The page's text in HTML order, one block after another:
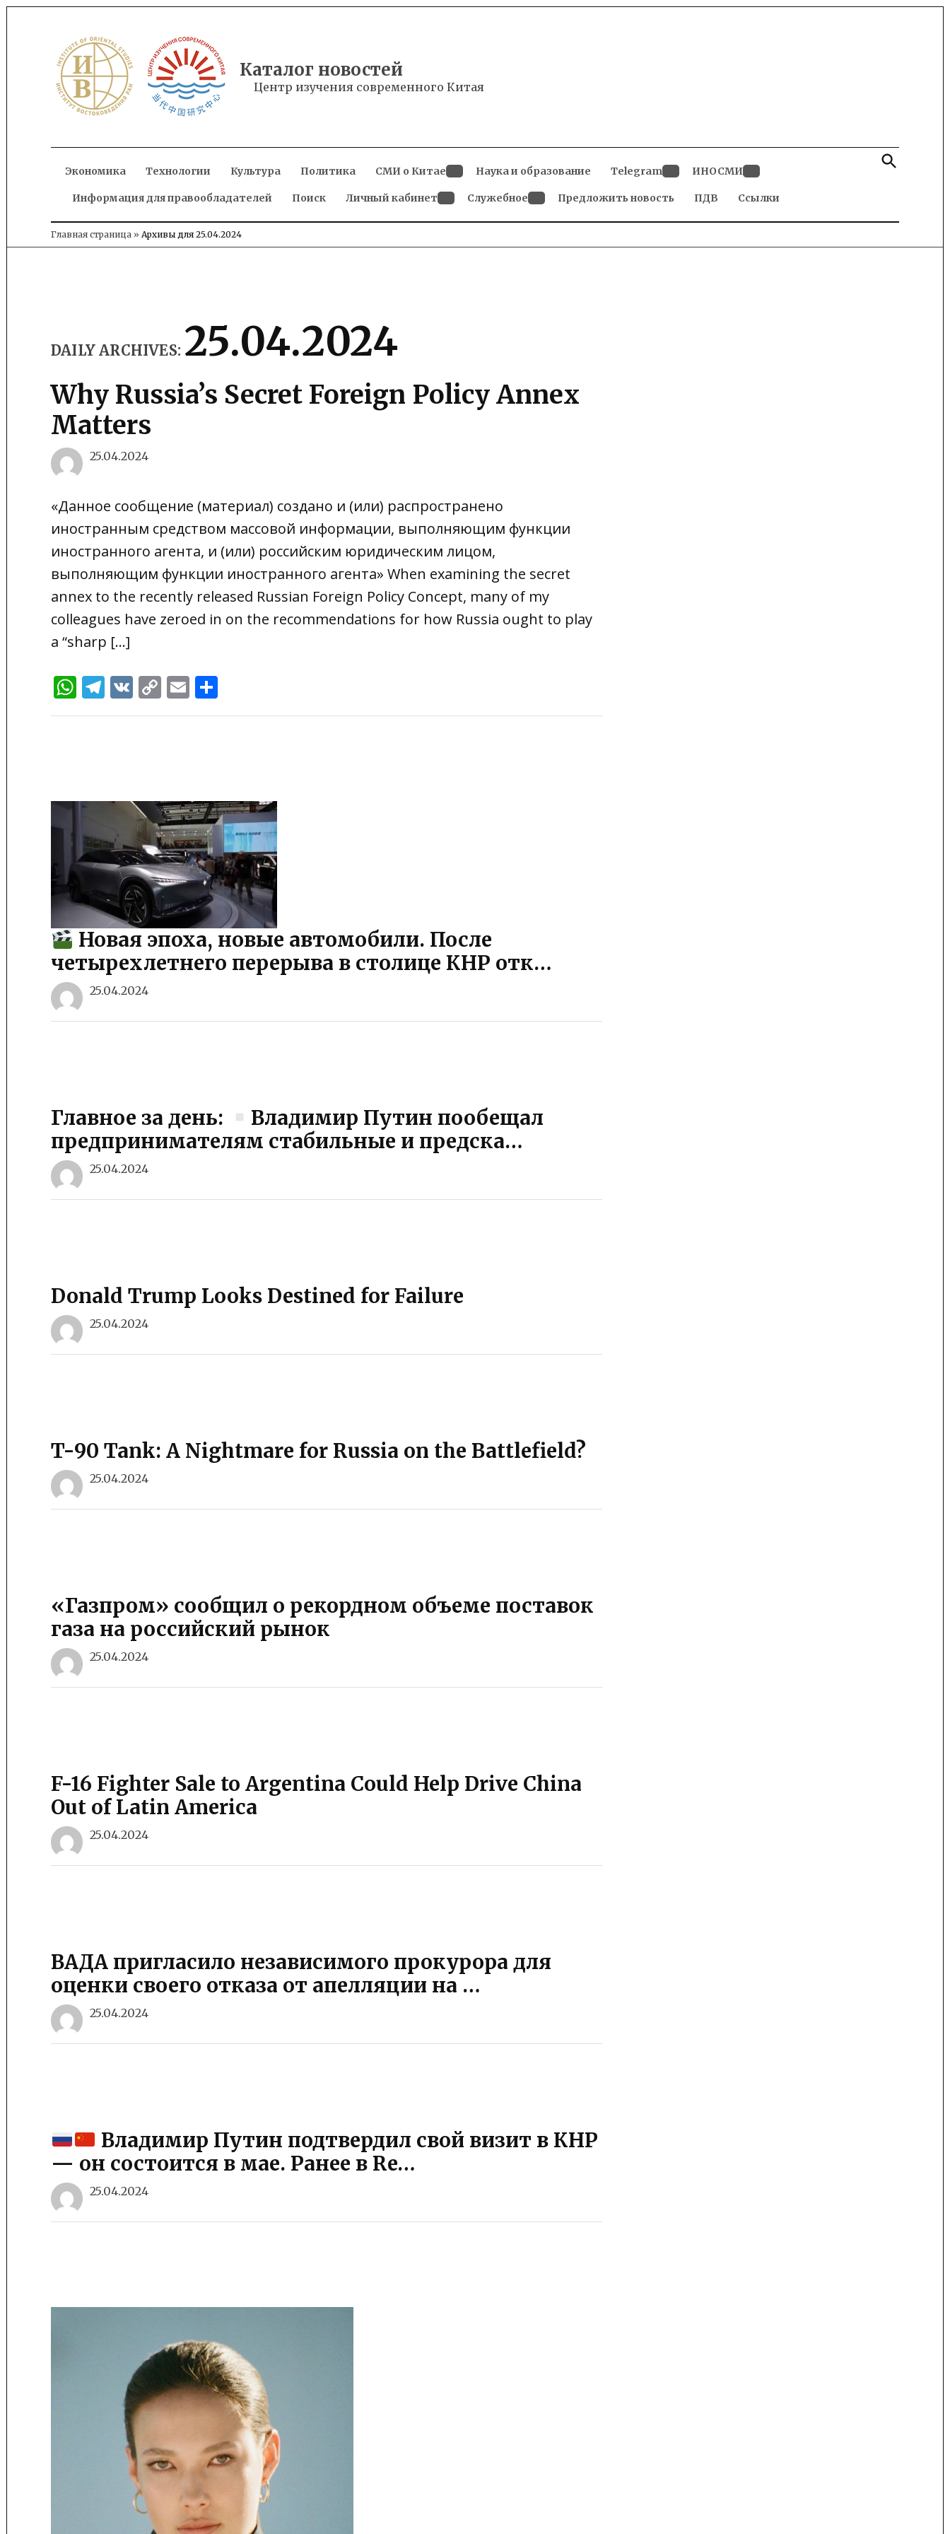
content
Каталог новостей
Центр изучения современного Китая
Экономика Технологии Культура Политика СМИ о Китае
dropdown
menu
Наука и образование Telegram
dropdown
ИНОСМИ
dropdown
Информация для правообладателей Поиск Личный кабинет
dropdown
Служебное
dropdown
Предложить новость ПДВ Ссылки
Open
Search
Главная страница » Архивы для 25.04.2024
DAILY ARCHIVES: 25.04.2024
Why Russia’s Secret Foreign Policy Annex
Matters
25.04.2024
«Данное сообщение (материал) создано и (или) распространено
иностранным средством массовой информации, выполняющим функции
иностранного агента, и (или) российским юридическим лицом,
выполняющим функции иностранного агента» When examining the secret
annex to the recently released Russian Foreign Policy Concept, many of my
colleagues have zeroed in on the recommendations for how Russia ought to play
a “sharp […]
WhatsApp
Telegram
VK Copy
Link
Email
Новая эпоха, новые автомобили. После
четырехлетнего перерыва в столице КНР отк…
25.04.2024
Главное за день:
Владимир Путин пообещал
предпринимателям стабильные и предска…
25.04.2024
Donald Trump Looks Destined for Failure
25.04.2024
T-90 Tank: A Nightmare for Russia on the Battlefield?
25.04.2024
«Газпром» сообщил о рекордном объеме поставок
газа на российский рынок
25.04.2024
F-16 Fighter Sale to Argentina Could Help Drive China
Out of Latin America
25.04.2024
ВАДА пригласило независимого прокурора для
оценки своего отказа от апелляции на …
25.04.2024
Владимир Путин подтвердил свой визит в КНР
— он состоится в мае. Ранее в Re…
25.04.2024